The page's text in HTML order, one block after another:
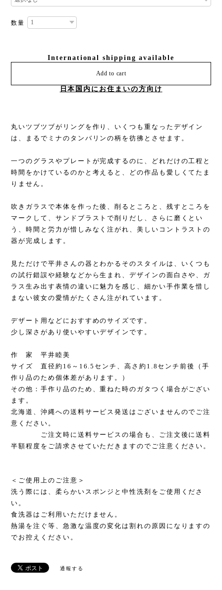
数量
International shipping available
Add to cart
日本国内にお住まいの方向け
丸いツブツブがリングを作り、いくつも重なったデザイン
は、まるでミナのタンバリンの柄を彷彿とさせます。
一つのグラスやプレートが完成するのに、どれだけの工程と
時間をかけているのかと考えると、どの作品も愛しくてたま
りません。
吹きガラスで本体を作った後、削るところと、残すところを
マークして、サンドブラストで削りだし、さらに磨くとい
う、時間と労力が惜しみなく注がれ、美しいコントラストの
器が完成します。
見ただけで平井さんの器とわかるそのスタイルは、いくつも
の試行錯誤や経験などから生まれ、デザインの面白さや、ガ
ラス生み出す表情の違いに魅力を感じ、細かい手作業を惜し
まない彼女の愛情がたくさん注がれています。
デザート用などにおすすめのサイズです。
少し深さがあり使いやすいデザインです。
作 家 平井睦美
サイズ 直径約16～16.5センチ、高さ約1.8センチ前後（手
作り品のため個体差があります。）
その他：手作り品のため、重ねた時のガタつく場合がござい
ます。
北海道、沖縄への送料サービス発送はございませんのでご注
意ください。
ご注文時に送料サービスの場合も、ご注文後に送料
半額程度をご請求させていただきますのでご注意ください。
＜ご使用上のご注意＞
洗う際には、柔らかいスポンジと中性洗剤をご使用くださ
い。
食洗器はご利用いただけません。
熱湯を注ぐ等、急激な温度の変化は割れの原因になりますの
でお控えください。
通報する